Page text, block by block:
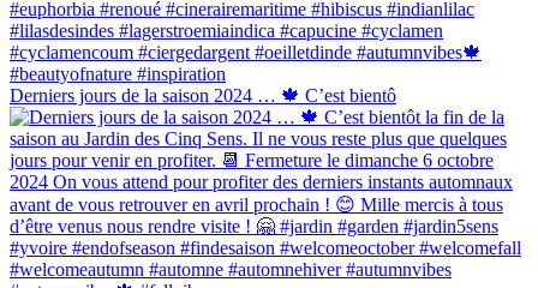
Derniers jours de la saison 2024 … 🍁 C’est bientô